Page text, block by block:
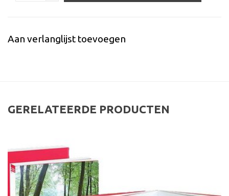
Aan verlanglijst toevoegen
GERELATEERDE PRODUCTEN